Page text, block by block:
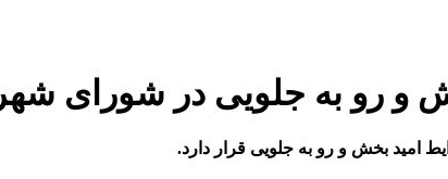
رو به جلویی در شورای
بخش و رو به جلویی قرار دارد.